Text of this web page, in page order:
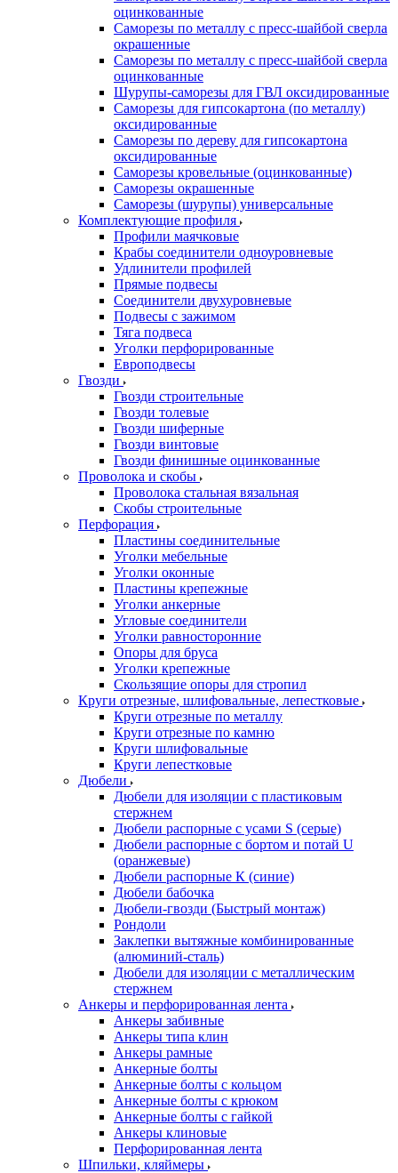
оцинкованные
Саморезы по металлу с пресс-шайбой сверла
окрашенные
Саморезы по металлу с пресс-шайбой сверла
оцинкованные
Шурупы-саморезы для ГВЛ оксидированные
Саморезы для гипсокартона (по металлу)
оксидированные
Саморезы по дереву для гипсокартона
оксидированные
Саморезы кровельные (оцинкованные)
Саморезы окрашенные
Саморезы (шурупы) универсальные
Комплектующие профиля
Профили маячковые
Крабы соединители одноуровневые
Удлинители профилей
Прямые подвесы
Соединители двухуровневые
Подвесы с зажимом
Тяга подвеса
Уголки перфорированные
Европодвесы
Гвозди
Гвозди строительные
Гвозди толевые
Гвозди шиферные
Гвозди винтовые
Гвозди финишные оцинкованные
Проволока и скобы
Проволока стальная вязальная
Скобы строительные
Перфорация
Пластины соединительные
Уголки мебельные
Уголки оконные
Пластины крепежные
Уголки анкерные
Угловые соединители
Уголки равносторонние
Опоры для бруса
Уголки крепежные
Скользящие опоры для стропил
Круги отрезные, шлифовальные, лепестковые
Круги отрезные по металлу
Круги отрезные по камню
Круги шлифовальные
Круги лепестковые
Дюбели
Дюбели для изоляции с пластиковым
стержнем
Дюбели распорные с усами S (серые)
Дюбели распорные c бортом и потай U
(оранжевые)
Дюбели распорные К (синие)
Дюбели бабочка
Дюбели-гвозди (Быстрый монтаж)
Рондоли
Заклепки вытяжные комбинированные
(алюминий-сталь)
Дюбели для изоляции с металлическим
стержнем
Анкеры и перфорированная лента
Анкеры забивные
Анкеры типа клин
Анкеры рамные
Анкерные болты
Анкерные болты с кольцом
Анкерные болты с крюком
Анкерные болты с гайкой
Анкеры клиновые
Перфорированная лента
Шпильки, кляймеры